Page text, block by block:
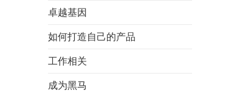
卓越基因
如何打造自己的产品
工作相关
成为黑马